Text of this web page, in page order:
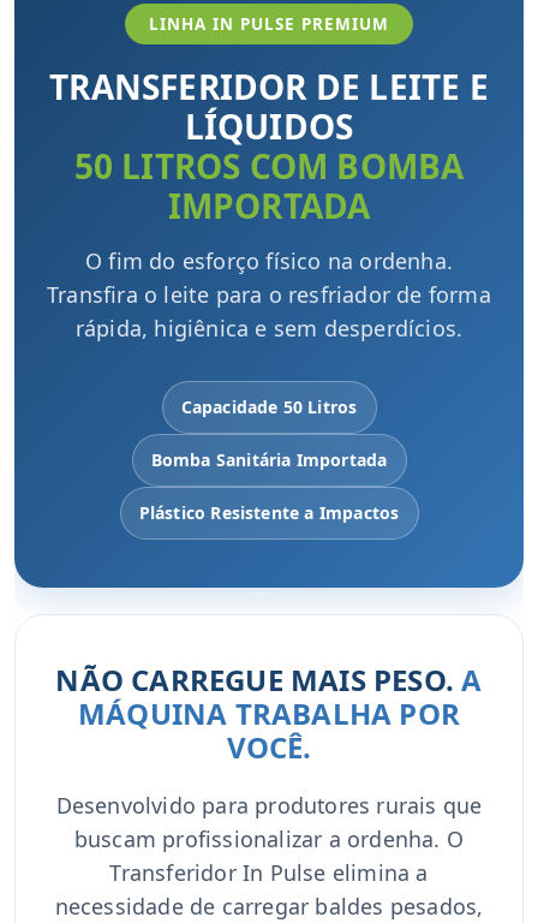
LINHA IN PULSE PREMIUM
TRANSFERIDOR DE LEITE E
LÍQUIDOS
50 LITROS COM BOMBA
IMPORTADA
O fim do esforço físico na ordenha.
Transfira o leite para o resfriador de forma
rápida, higiênica e sem desperdícios.
Capacidade 50 Litros
Bomba Sanitária Importada
Plástico Resistente a Impactos
NÃO CARREGUE MAIS PESO.A
MÁQUINA TRABALHA POR
VOCÊ.
Desenvolvido para produtores rurais que
buscam profissionalizar a ordenha. O
Transferidor In Pulse elimina a
necessidade de carregar baldes pesados,